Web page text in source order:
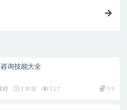
询技能大全
程 3 年前 117 9.9